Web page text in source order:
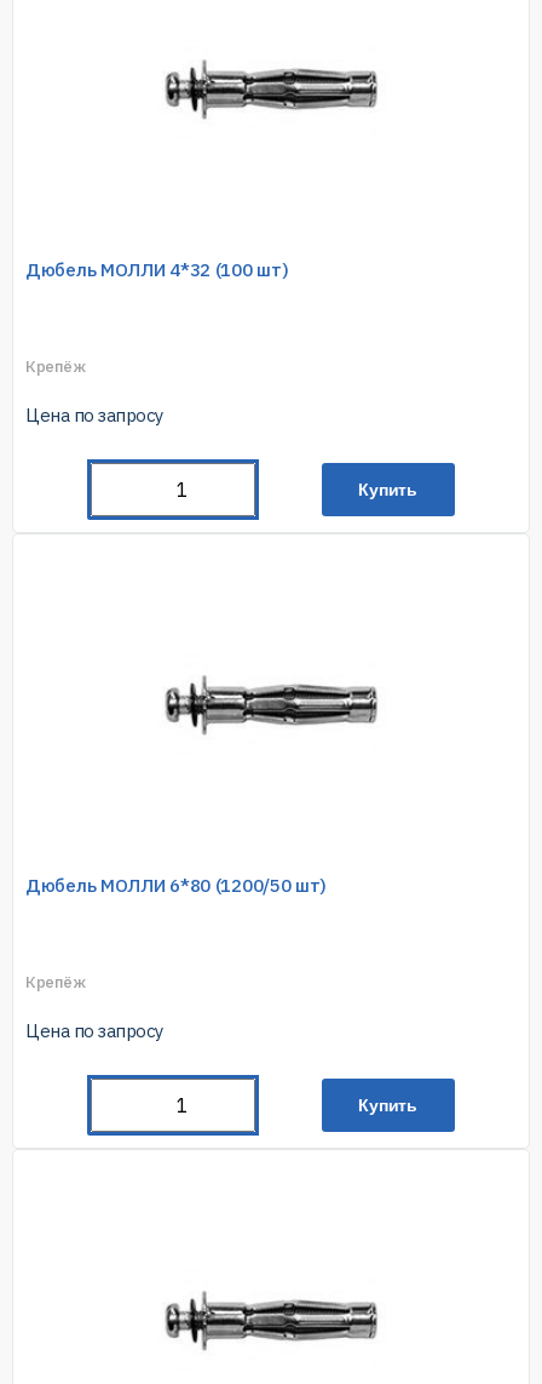
Дюбель МОЛЛИ 4*32 (100 шт)
Крепёж
Цена по запросу
Купить
Дюбель МОЛЛИ 6*80 (1200/50 шт)
Крепёж
Цена по запросу
Купить